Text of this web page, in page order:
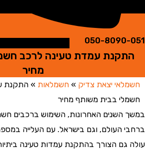
050-
עמדת טעינה לרכב חשמלי
מחיר
יצאת צדיק »חשמלאות»התקנת עמדת
בבית משותף מחיר
האחרונות, השימוש ברכבים חשמליים
העולם, וגם בישראל. עם העלייה במספר
הצורך בהתקנת עמדות טעינה ביתיות,